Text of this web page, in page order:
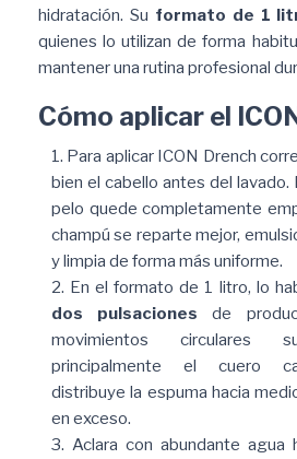
hidratación. Su formato de 1
quienes lo utilizan de forma
mantener una rutina profesional
Cómo aplicar el
Para aplicar ICON Drench
bien el cabello antes del
pelo quede completamente
champú se reparte mejor,
y limpia de forma más uniforme.
En el formato de 1 litro, lo
dos pulsaciones de
movimientos circulares
principalmente el cuero
distribuye la espuma hacia
en exceso.
Aclara con abundante